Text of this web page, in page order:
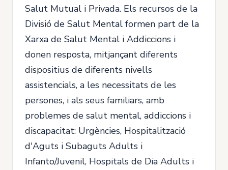
Salut Mutual i Privada. Els recursos de la
Divisió de Salut Mental formen part de la
Xarxa de Salut Mental i Addiccions i
donen resposta, mitjançant diferents
dispositius de diferents nivells
assistencials, a les necessitats de les
persones, i als seus familiars, amb
problemes de salut mental, addiccions i
discapacitat: Urgències, Hospitalització
d'Aguts i Subaguts Adults i
Infanto/Juvenil, Hospitals de Dia Adults i